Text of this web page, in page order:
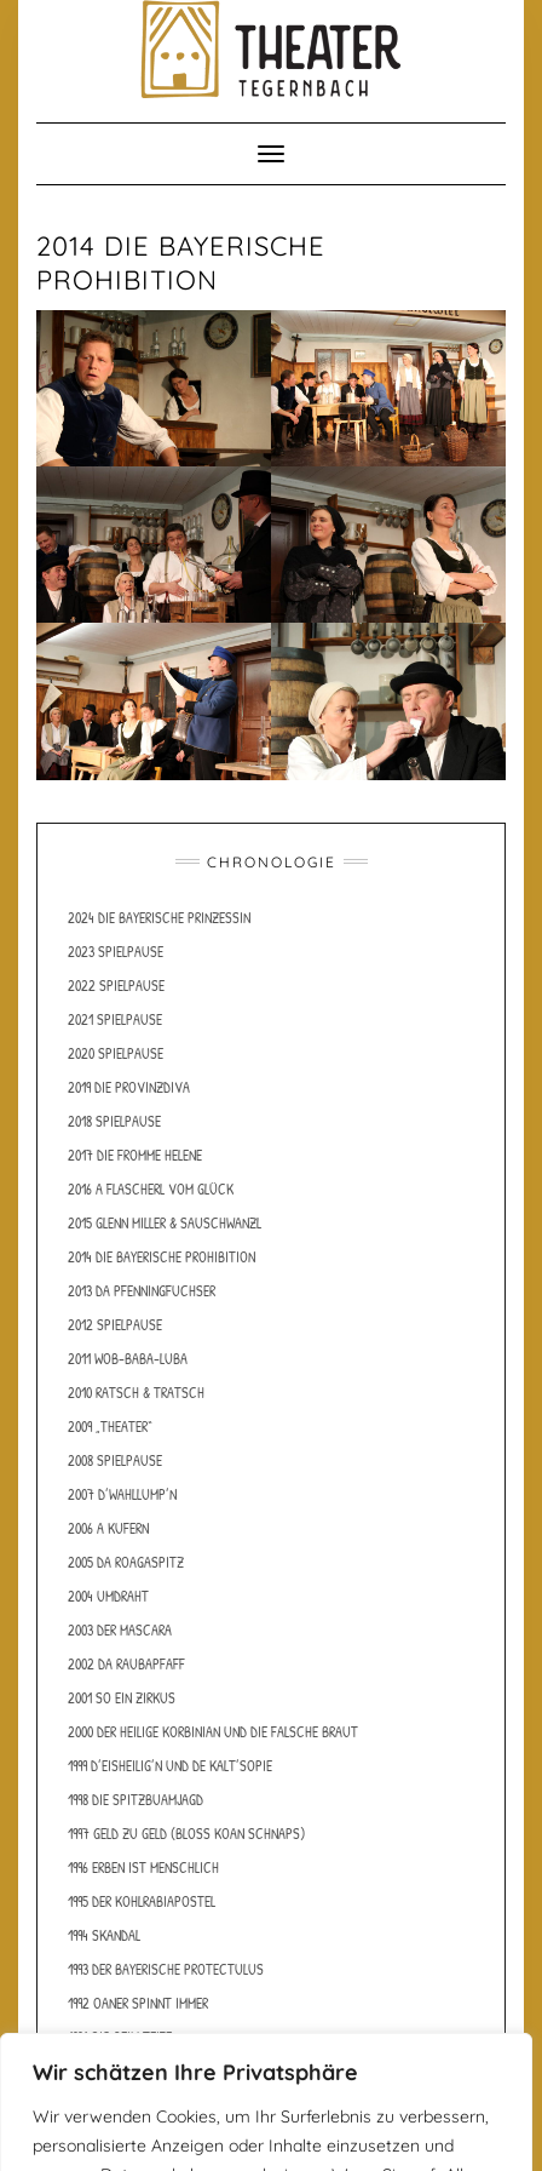
Wir schätzen Ihre Privatsphäre
Wir verwenden Cookies, um Ihr Surferlebnis zu verbessern,
personalisierte Anzeigen oder Inhalte einzusetzen und
Toggle Navigation
2014 DIE BAYERISCHE
PROHIBITION
CHRONOLOGIE
2024 DIE BAYERISCHE PRINZESSIN
2023 SPIELPAUSE
2022 SPIELPAUSE
2021 SPIELPAUSE
2020 SPIELPAUSE
2019 DIE PROVINZDIVA
2018 SPIELPAUSE
2017 DIE FROMME HELENE
2016 A FLASCHERL VOM GLÜCK
2015 GLENN MILLER & SAUSCHWANZL
2014 DIE BAYERISCHE PROHIBITION
2013 DA PFENNINGFUCHSER
2012 SPIELPAUSE
2011 WOB-BABA-LUBA
2010 RATSCH & TRATSCH
2009 „THEATER“
2008 SPIELPAUSE
2007 D’WAHLLUMP’N
2006 A KUFERN
2005 DA ROAGASPITZ
2004 UMDRAHT
2003 DER MASCARA
2002 DA RAUBAPFAFF
2001 SO EIN ZIRKUS
2000 DER HEILIGE KORBINIAN UND DIE FALSCHE BRAUT
1999 D’EISHEILIG’N UND DE KALT’SOPIE
1998 DIE SPITZBUAMJAGD
1997 GELD ZU GELD (BLOSS KOAN SCHNAPS)
1996 ERBEN IST MENSCHLICH
1995 DER KOHLRABIAPOSTEL
1994 SKANDAL
1993 DER BAYERISCHE PROTECTULUS
1992 OANER SPINNT IMMER
1991 OIS BEIM TEIFE